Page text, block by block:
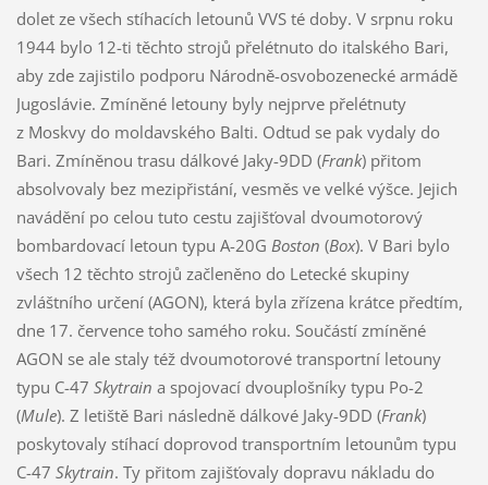
dolet ze všech stíhacích letounů VVS té doby. V srpnu roku
1944 bylo 12-ti těchto strojů přelétnuto do italského Bari,
aby zde zajistilo podporu Národně-osvobozenecké armádě
Jugoslávie. Zmíněné letouny byly nejprve přelétnuty
z Moskvy do moldavského Balti. Odtud se pak vydaly do
Bari. Zmíněnou trasu dálkové Jaky-9DD (Frank) přitom
absolvovaly bez mezipřistání, vesměs ve velké výšce. Jejich
navádění po celou tuto cestu zajišťoval dvoumotorový
bombardovací letoun typu A-20G Boston (Box). V Bari bylo
všech 12 těchto strojů začleněno do Letecké skupiny
zvláštního určení (AGON), která byla zřízena krátce předtím,
dne 17. července toho samého roku. Součástí zmíněné
AGON se ale staly též dvoumotorové transportní letouny
typu C-47 Skytrain a spojovací dvouplošníky typu Po-2
(Mule). Z letiště Bari následně dálkové Jaky-9DD (Frank)
poskytovaly stíhací doprovod transportním letounům typu
C-47 Skytrain. Ty přitom zajišťovaly dopravu nákladu do